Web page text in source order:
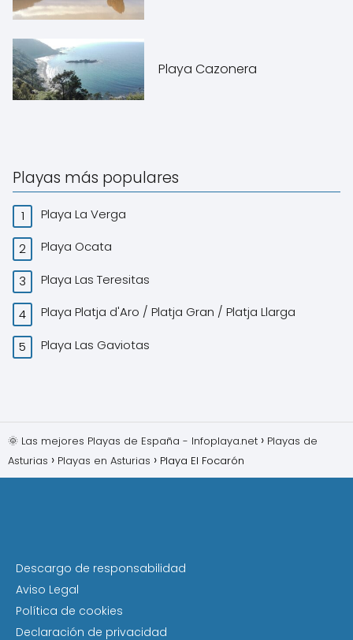
Playa Cazonera
Playas más populares
Playa La Verga
Playa Ocata
Playa Las Teresitas
Playa Platja d'Aro / Platja Gran / Platja Llarga
Playa Las Gaviotas
🌞 Las mejores Playas de España - Infoplaya.net
Playas de
Asturias
Playas en Asturias Playa El Focarón
Descargo de responsabilidad
Aviso Legal
Política de cookies
Declaración de privacidad